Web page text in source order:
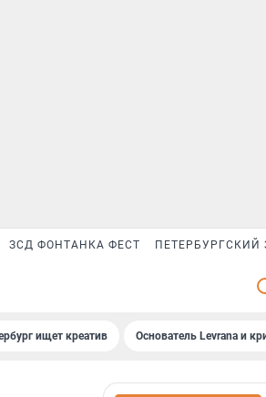
ЗСД ФОНТАНКА ФЕСТ ПЕТЕРБУРГСКИЙ
ищет креатив Основатель Levrana и